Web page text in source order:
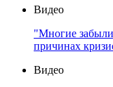
Видео
"Многие
причинах
Видео